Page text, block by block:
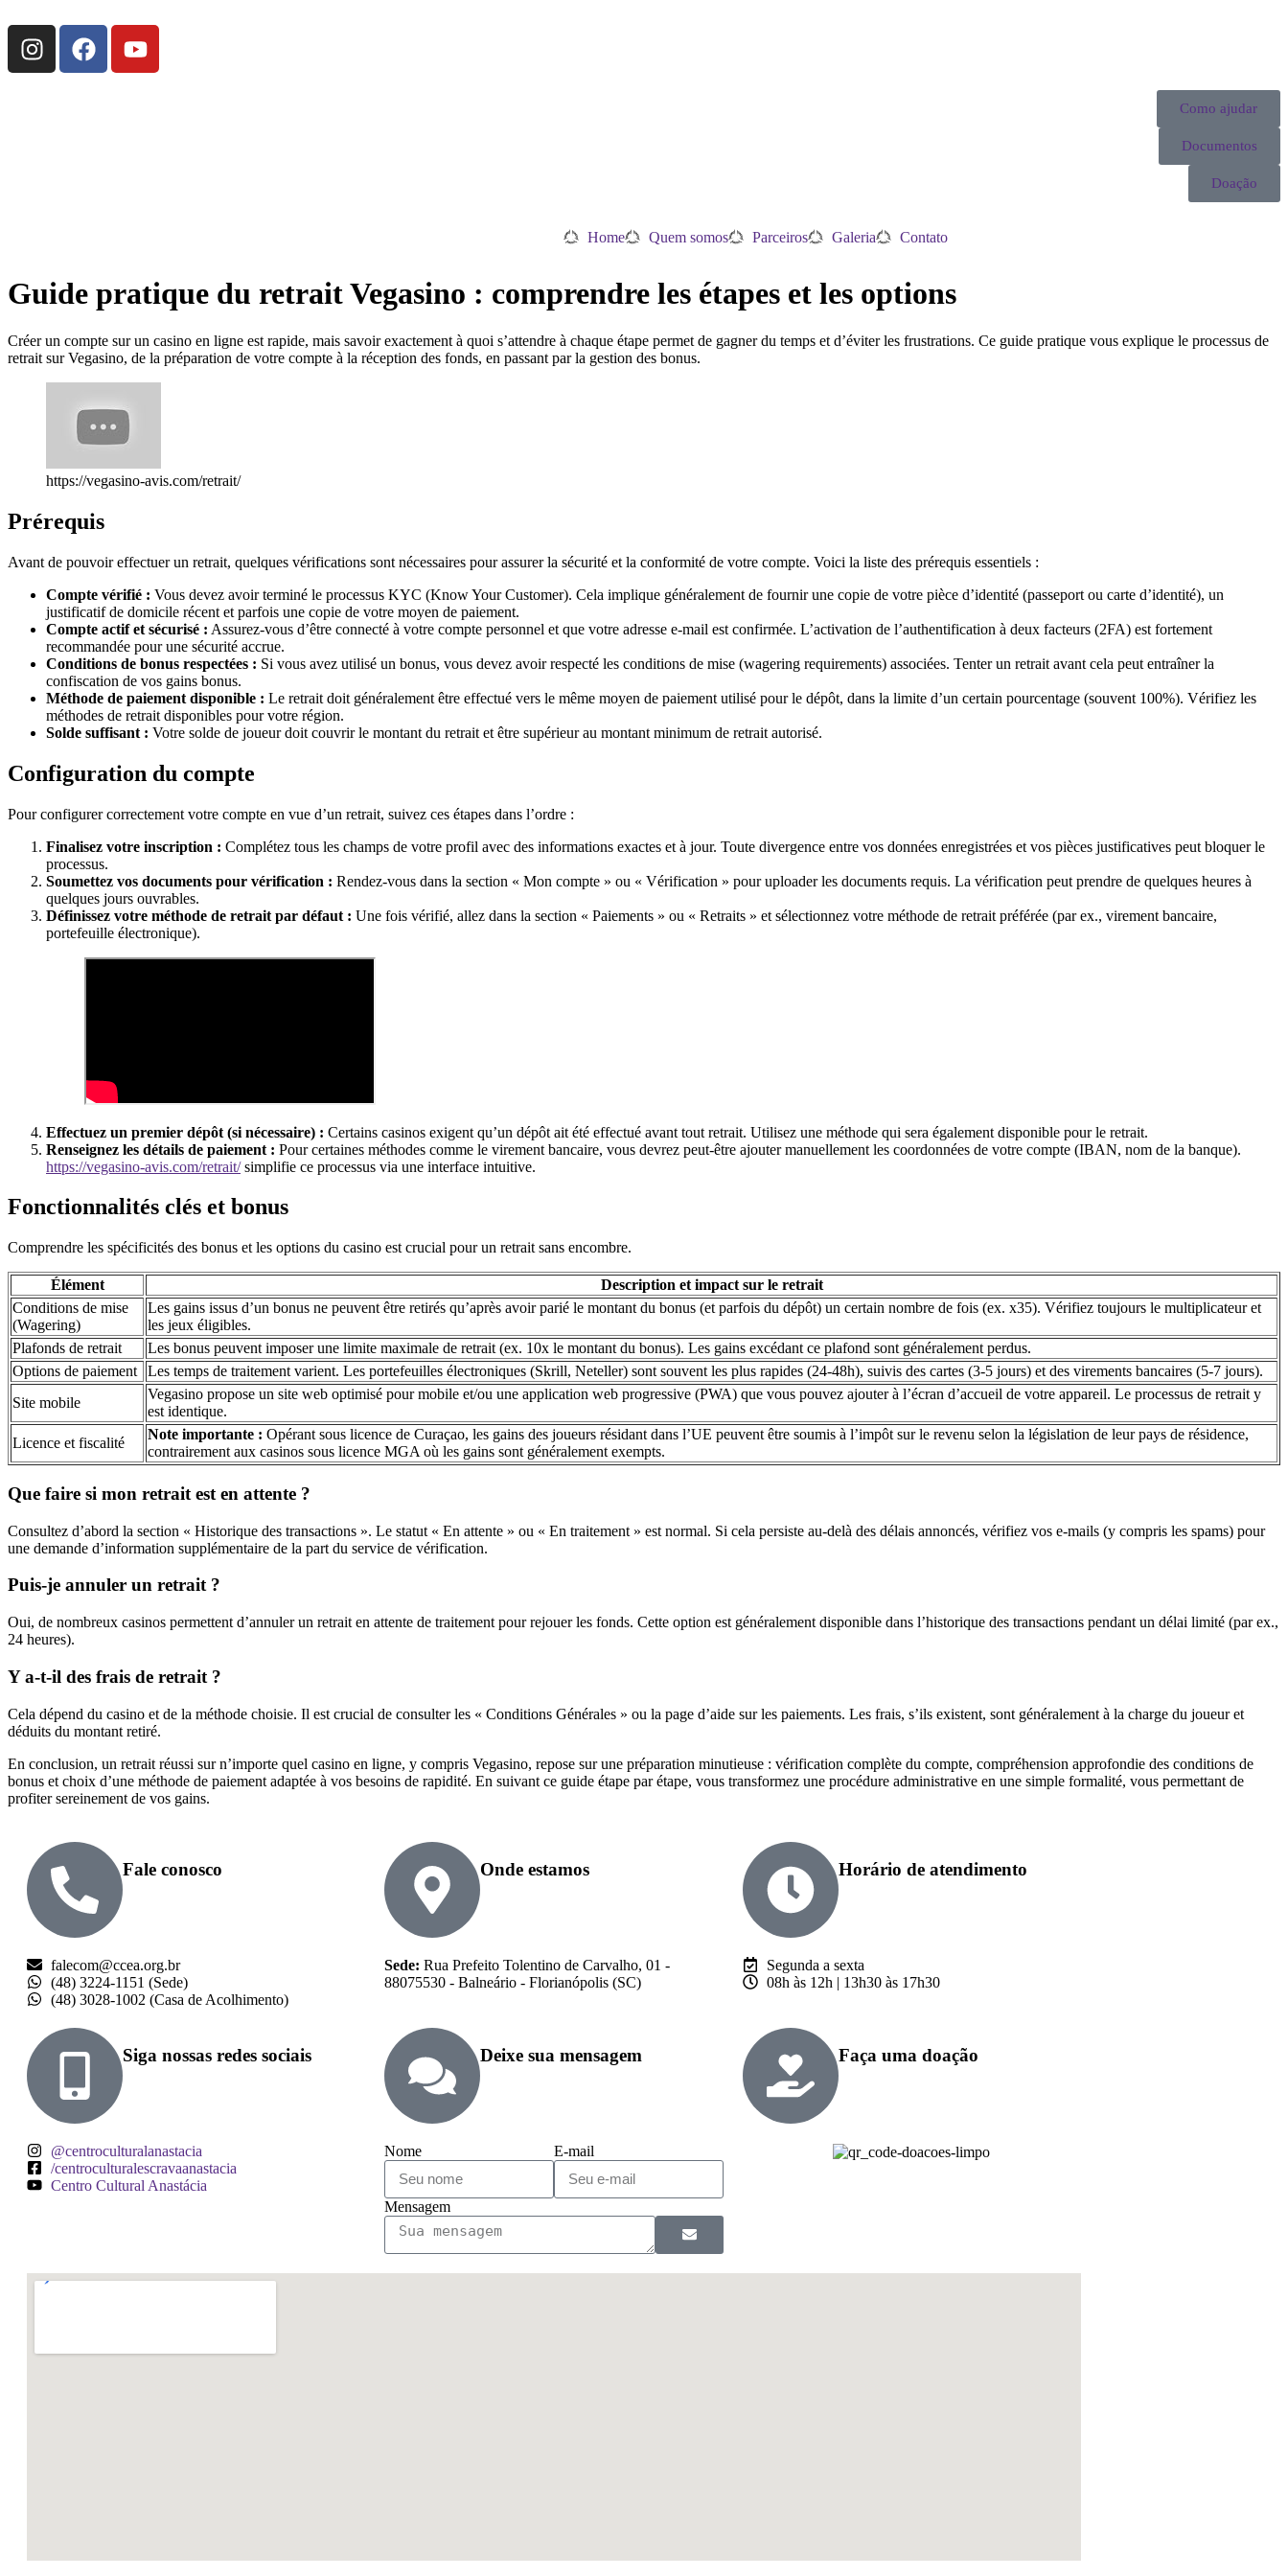
Como ajudar
Documentos
Doação
Home Quem somos Parceiros Galeria Contato
Guide pratique du retrait Vegasino : comprendre les étapes et les options
Créer un compte sur un casino en ligne est rapide, mais savoir exactement à quoi s’attendre à chaque étape permet de gagner du temps et d’éviter les frustrations. Ce guide pratique vous explique le processus de
retrait sur Vegasino, de la préparation de votre compte à la réception des fonds, en passant par la gestion des bonus.
https://vegasino-avis.com/retrait/
Prérequis
Avant de pouvoir effectuer un retrait, quelques vérifications sont nécessaires pour assurer la sécurité et la conformité de votre compte. Voici la liste des prérequis essentiels :
Compte vérifié : Vous devez avoir terminé le processus KYC (Know Your Customer). Cela implique généralement de fournir une copie de votre pièce d’identité (passeport ou carte d’identité), un
justificatif de domicile récent et parfois une copie de votre moyen de paiement.
Compte actif et sécurisé : Assurez-vous d’être connecté à votre compte personnel et que votre adresse e-mail est confirmée. L’activation de l’authentification à deux facteurs (2FA) est fortement
recommandée pour une sécurité accrue.
Conditions de bonus respectées : Si vous avez utilisé un bonus, vous devez avoir respecté les conditions de mise (wagering requirements) associées. Tenter un retrait avant cela peut entraîner la
confiscation de vos gains bonus.
Méthode de paiement disponible : Le retrait doit généralement être effectué vers le même moyen de paiement utilisé pour le dépôt, dans la limite d’un certain pourcentage (souvent 100%). Vérifiez les
méthodes de retrait disponibles pour votre région.
Solde suffisant : Votre solde de joueur doit couvrir le montant du retrait et être supérieur au montant minimum de retrait autorisé.
Configuration du compte
Pour configurer correctement votre compte en vue d’un retrait, suivez ces étapes dans l’ordre :
Finalisez votre inscription : Complétez tous les champs de votre profil avec des informations exactes et à jour. Toute divergence entre vos données enregistrées et vos pièces justificatives peut bloquer le
processus.
Soumettez vos documents pour vérification : Rendez-vous dans la section « Mon compte » ou « Vérification » pour uploader les documents requis. La vérification peut prendre de quelques heures à
quelques jours ouvrables.
Définissez votre méthode de retrait par défaut : Une fois vérifié, allez dans la section « Paiements » ou « Retraits » et sélectionnez votre méthode de retrait préférée (par ex., virement bancaire,
portefeuille électronique).
Effectuez un premier dépôt (si nécessaire) : Certains casinos exigent qu’un dépôt ait été effectué avant tout retrait. Utilisez une méthode qui sera également disponible pour le retrait.
Renseignez les détails de paiement : Pour certaines méthodes comme le virement bancaire, vous devrez peut-être ajouter manuellement les coordonnées de votre compte (IBAN, nom de la banque).
https://vegasino-avis.com/retrait/simplifie ce processus via une interface intuitive.
Fonctionnalités clés et bonus
Comprendre les spécificités des bonus et les options du casino est crucial pour un retrait sans encombre.
Élément
Description et impact sur le retrait
Conditions de mise
(Wagering)
Les gains issus d’un bonus ne peuvent être retirés qu’après avoir parié le montant du bonus (et parfois du dépôt) un certain nombre de fois (ex. x35). Vérifiez toujours le multiplicateur et
les jeux éligibles.
Plafonds de retrait
Les bonus peuvent imposer une limite maximale de retrait (ex. 10x le montant du bonus). Les gains excédant ce plafond sont généralement perdus.
Options de paiement
Les temps de traitement varient. Les portefeuilles électroniques (Skrill, Neteller) sont souvent les plus rapides (24-48h), suivis des cartes (3-5 jours) et des virements bancaires (5-7 jours).
Site mobile
Vegasino propose un site web optimisé pour mobile et/ou une application web progressive (PWA) que vous pouvez ajouter à l’écran d’accueil de votre appareil. Le processus de retrait y
est identique.
Licence et fiscalité
Note importante : Opérant sous licence de Curaçao, les gains des joueurs résidant dans l’UE peuvent être soumis à l’impôt sur le revenu selon la législation de leur pays de résidence,
contrairement aux casinos sous licence MGA où les gains sont généralement exempts.
Que faire si mon retrait est en attente ?
Consultez d’abord la section « Historique des transactions ». Le statut « En attente » ou « En traitement » est normal. Si cela persiste au-delà des délais annoncés, vérifiez vos e-mails (y compris les spams) pour
une demande d’information supplémentaire de la part du service de vérification.
Puis-je annuler un retrait ?
Oui, de nombreux casinos permettent d’annuler un retrait en attente de traitement pour rejouer les fonds. Cette option est généralement disponible dans l’historique des transactions pendant un délai limité (par ex.,
24 heures).
Y a-t-il des frais de retrait ?
Cela dépend du casino et de la méthode choisie. Il est crucial de consulter les « Conditions Générales » ou la page d’aide sur les paiements. Les frais, s’ils existent, sont généralement à la charge du joueur et
déduits du montant retiré.
En conclusion, un retrait réussi sur n’importe quel casino en ligne, y compris Vegasino, repose sur une préparation minutieuse : vérification complète du compte, compréhension approfondie des conditions de
bonus et choix d’une méthode de paiement adaptée à vos besoins de rapidité. En suivant ce guide étape par étape, vous transformez une procédure administrative en une simple formalité, vous permettant de
profiter sereinement de vos gains.
Fale conosco
falecom@ccea.org.br
(48) 3224-1151 (Sede)
(48) 3028-1002 (Casa de Acolhimento)
Onde estamos
Sede: Rua Prefeito Tolentino de Carvalho, 01 -
88075530 - Balneário - Florianópolis (SC)
Horário de atendimento
Segunda a sexta
08h às 12h | 13h30 às 17h30
Siga nossas redes sociais
@centroculturalanastacia
/centroculturalescravaanastacia
Centro Cultural Anastácia
Deixe sua mensagem
Nome E-mail
Mensagem
Faça uma doação